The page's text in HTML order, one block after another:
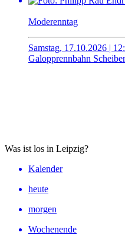
Moderenntag
Samstag, 17.10.2026 |
Galopprennbahn
Was ist los in Leipzig?
Kalender
heute
morgen
Wochenende